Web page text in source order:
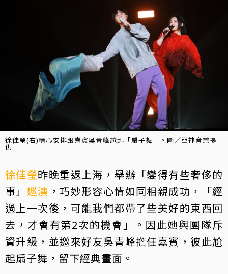
徐佳瑩(右)精心安排跟嘉賓吳青峰尬起「扇子舞」。圖／亞神音樂提
供
徐佳瑩昨晚重返上海，舉辦「變得有些奢侈的
事」 巡演 ，巧妙形容心情如同相親成功，「經
過上一次後，可能我們都帶了些美好的東西回
去，才會有第2次的機會」。因此她與團隊斥
資升級，並邀來好友吳青峰擔任嘉賓，彼此尬
起扇子舞，留下經典畫面。